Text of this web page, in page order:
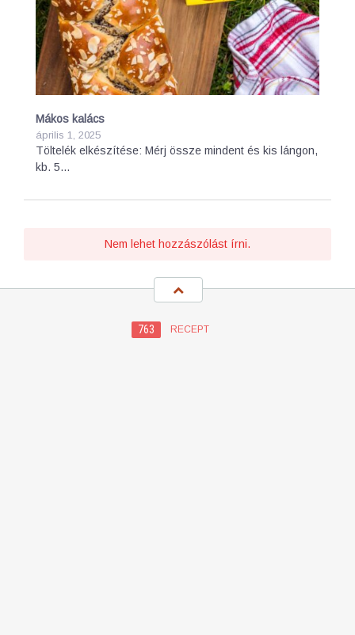
Mákos kalács
április 1, 2025
Töltelék elkészítése: Mérj össze mindent és kis lángon,
kb. 5…
Nem lehet hozzászólást írni.
763 RECEPT